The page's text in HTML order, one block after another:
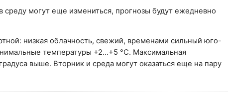
могут еще измениться, прогнозы будут ежедневно
низкая облачность, свежий, временами сильный юго-
температуры +2…+5 °С. Максимальная
выше. Вторник и среда могут оказаться еще на пару